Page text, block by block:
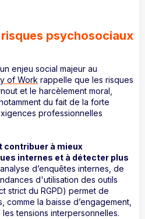
psychosociaux
enjeu social majeur au
of Work rappelle que les risques
et le harcèlement moral,
du fait de la forte
professionnelles
contribuer à mieux
internes et à détecter plus
d’enquêtes internes, de
d'utilisation des outils
strict du RGPD) permet de
la baisse d’engagement,
les tensions interpersonnelles.